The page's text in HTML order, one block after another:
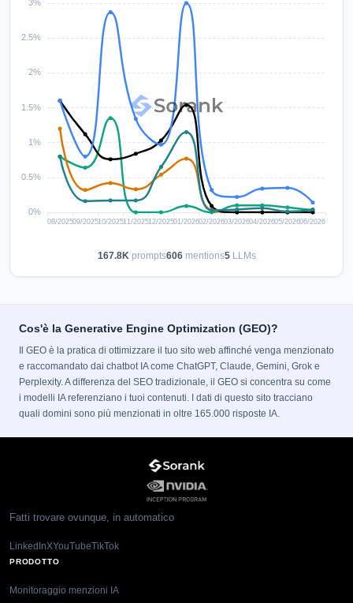
167.8Kprompts606mentions5LLMs
Cos'è la Generative Engine Optimization (GEO)?
Il GEO è la pratica di ottimizzare il tuo sito web affinché venga menzionato
e raccomandato dai chatbot IA come ChatGPT, Claude, Gemini, Grok e
Perplexity. A differenza del SEO tradizionale, il GEO si concentra su come
i modelli IA referenziano i tuoi contenuti. I dati di questo sito tracciano
quali domini sono più menzionati in oltre 165.000 risposte IA.
Fatti trovare ovunque, in automatico
LinkedInXYouTubeTikTok
PRODOTTO
Monitoraggio menzioni IA